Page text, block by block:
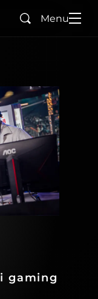
SearchMenu
gaming